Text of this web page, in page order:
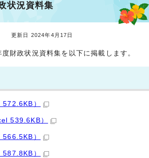
状況資料集
更新日 2024年4月17日
財政状況資料集を以下に掲載します。
）
539.6KB）
）
）